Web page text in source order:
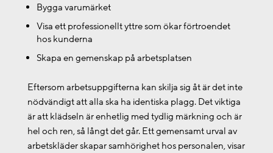
Bygga varumärket
Visa ett professionellt yttre som ökar förtroendet
hos kunderna
Skapa en gemenskap på arbetsplatsen
Eftersom arbetsuppgifterna kan skilja sig åt är det inte
nödvändigt att alla ska ha identiska plagg. Det viktiga
är att klädseln är enhetlig med tydlig märkning och är
hel och ren, så långt det går. Ett gemensamt urval av
arbetskläder skapar samhörighet hos personalen, visar